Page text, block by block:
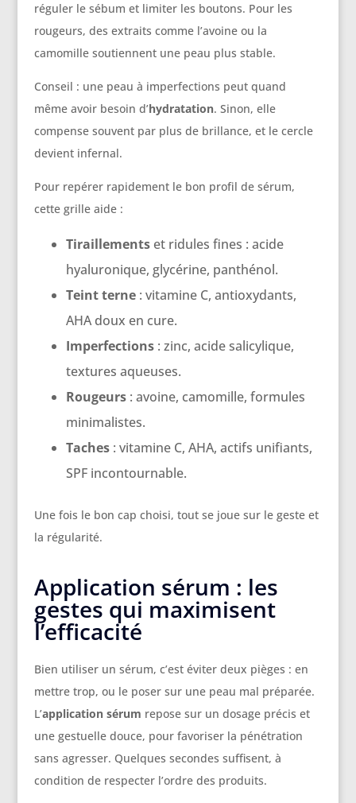
réguler le sébum et limiter les boutons. Pour les
rougeurs, des extraits comme l’avoine ou la
camomille soutiennent une peau plus stable.
Conseil : une peau à imperfections peut quand
même avoir besoin d’hydratation. Sinon, elle
compense souvent par plus de brillance, et le cercle
devient infernal.
Pour repérer rapidement le bon profil de sérum,
cette grille aide :
Tiraillementset ridules fines : acide
hyaluronique, glycérine, panthénol.
Teint terne: vitamine C, antioxydants,
AHA doux en cure.
Imperfections: zinc, acide salicylique,
textures aqueuses.
Rougeurs: avoine, camomille, formules
minimalistes.
Taches: vitamine C, AHA, actifs unifiants,
SPF incontournable.
Une fois le bon cap choisi, tout se joue sur le geste et
la régularité.
Application sérum : les
gestes qui maximisent
l’efficacité
Bien utiliser un sérum, c’est éviter deux pièges : en
mettre trop, ou le poser sur une peau mal préparée.
L’application sérum repose sur un dosage précis et
une gestuelle douce, pour favoriser la pénétration
sans agresser. Quelques secondes suffisent, à
condition de respecter l’ordre des produits.